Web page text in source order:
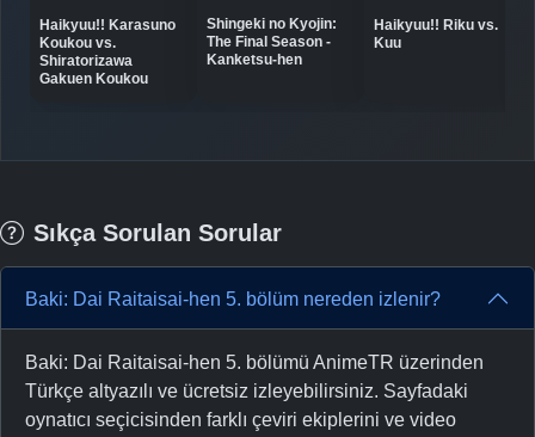
Haikyuu!! Karasuno
Koukou vs.
Shiratorizawa
Gakuen Koukou
Shingeki no Kyojin:
The Final Season -
Kanketsu-hen
Haikyuu!! Riku vs.
Kuu
Sıkça Sorulan Sorular
Baki: Dai Raitaisai-hen 5. bölüm nereden izlenir?
Baki: Dai Raitaisai-hen 5. bölümü AnimeTR üzerinden
Türkçe altyazılı ve ücretsiz izleyebilirsiniz. Sayfadaki
oynatıcı seçicisinden farklı çeviri ekiplerini ve video